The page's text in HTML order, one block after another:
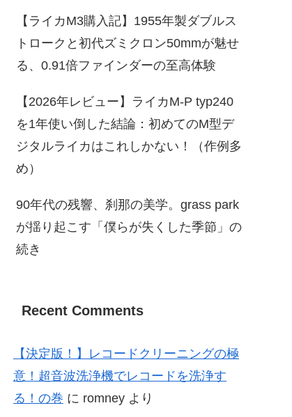
【ライカM3購入記】1955年製ダブルス
トロークと初代ズミクロン50mmが魅せ
る、0.91倍ファインダーの至高体験
【2026年レビュー】ライカM-P typ240
を1年使い倒した結論：初めてのM型デ
ジタルライカはこれしかない！（作例多
め）
90年代の残響、刹那の美学。grass park
が揺り起こす「僕らが失くした季節」の
続き
Recent Comments
【決定版！】レコードクリーニングの極
意！超音波洗浄機でレコードを洗浄す
る！の巻 に romney より